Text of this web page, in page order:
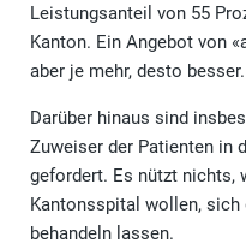
Leistungsanteil von 55
Kanton. Ein Angebot von
aber je mehr, desto besser.
Darüber hinaus sind
Zuweiser der Patienten in
gefordert. Es nützt nichts,
Kantonsspital wollen, sich
behandeln lassen.